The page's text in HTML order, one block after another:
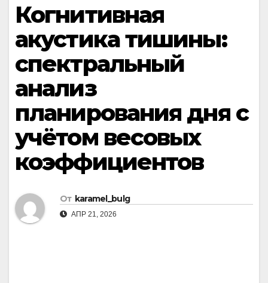
Когнитивная
акустика тишины:
спектральный
анализ
планирования дня с
учётом весовых
коэффициентов
От karamel_bulg
АПР 21, 2026